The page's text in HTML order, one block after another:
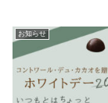
お知らせ